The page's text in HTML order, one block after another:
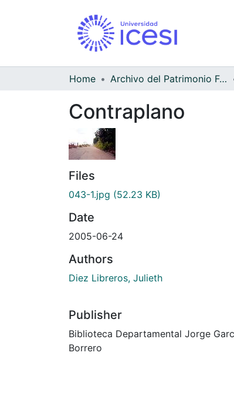
Home Archivo del Patrimonio Fotográfico y Fílmico del Valle del Cauca
Contraplano
Files
043-1.jpg (52.23 KB)
Date
2005-06-24
Authors
Diez Libreros, Julieth
Publisher
Biblioteca Departamental Jorge
Borrero